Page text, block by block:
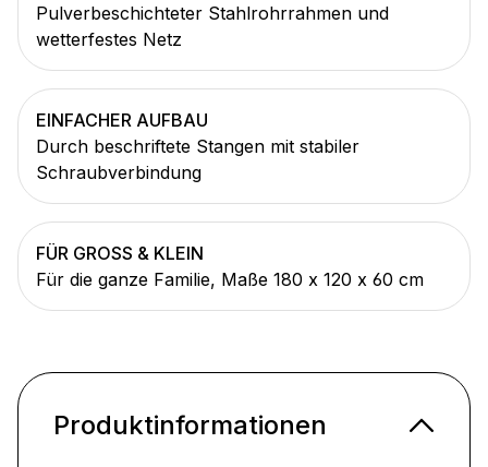
Pulverbeschichteter Stahlrohrrahmen und
wetterfestes Netz
EINFACHER AUFBAU
Durch beschriftete Stangen mit stabiler
Schraubverbindung
FÜR GROSS & KLEIN
Für die ganze Familie, Maße 180 x 120 x 60 cm
Produktinformationen